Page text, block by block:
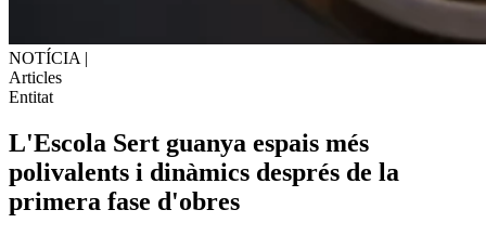
NOTÍCIA |
Articles
Entitat
L'Escola Sert guanya espais més
polivalents i dinàmics després de la
primera fase d'obres